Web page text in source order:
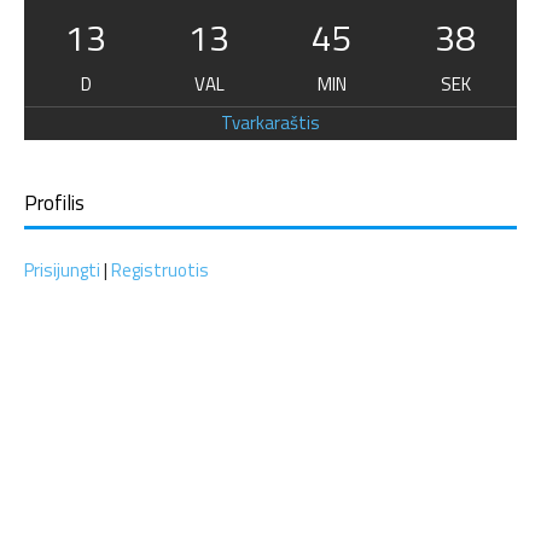
13
D
13
VAL
45
MIN
38
SEK
Tvarkaraštis
Profilis
Prisijungti|Registruotis